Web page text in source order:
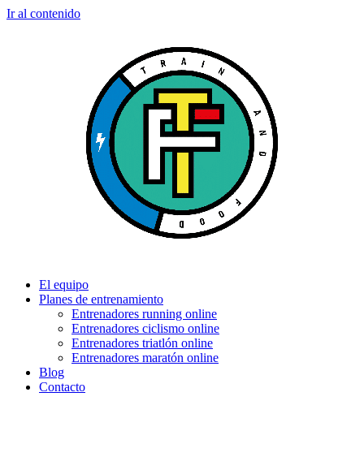
Ir al contenido
El equipo
Planes de entrenamiento
Entrenadores running online
Entrenadores ciclismo online
Entrenadores triatlón online
Entrenadores maratón online
Blog
Contacto